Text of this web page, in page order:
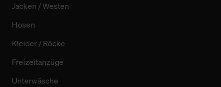
Jacken / Westen
Hosen
Kleider / Röcke
Freizeitanzüge
Unterwäsche